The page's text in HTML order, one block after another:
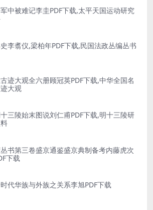
中被难记李圭PDF下载,太平天国运动研究
李翥仪,梁柏年PDF下载,民国法政丛编丛书
迹大观全六册顾冠英PDF下载,中华全国名
大观
三陵始末图说刘仁甫PDF下载,明十三陵研
书第三卷盛京通鉴盛京典制备考内藤虎次
下载
代华族与外族之关系李旭PDF下载